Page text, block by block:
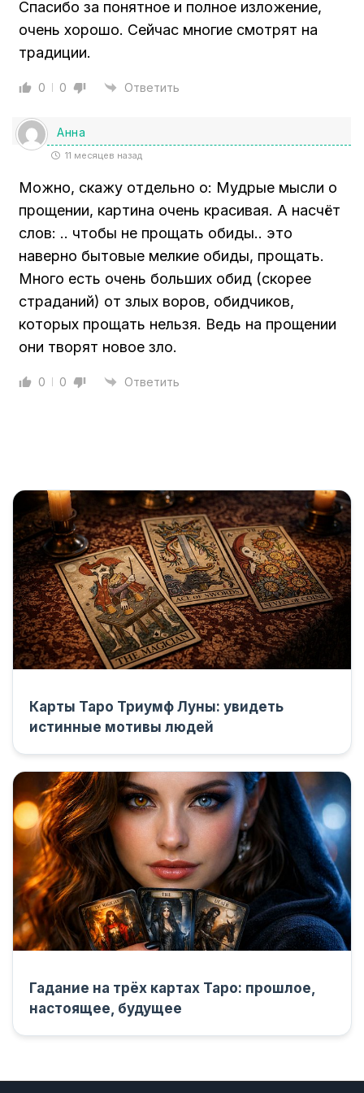
Спасибо за понятное и полное изложение,
очень хорошо. Сейчас многие смотрят на
традиции.
0 0 Ответить
Анна
11 месяцев назад
Можно, скажу отдельно о: Мудрые мысли о
прощении, картина очень красивая. А насчёт
слов: .. чтобы не прощать обиды.. это
наверно бытовые мелкие обиды, прощать.
Много есть очень больших обид (скорее
страданий) от злых воров, обидчиков,
которых прощать нельзя. Ведь на прощении
они творят новое зло.
0 0 Ответить
Карты Таро Триумф Луны: увидеть
истинные мотивы людей
Гадание на трёх картах Таро: прошлое,
настоящее, будущее